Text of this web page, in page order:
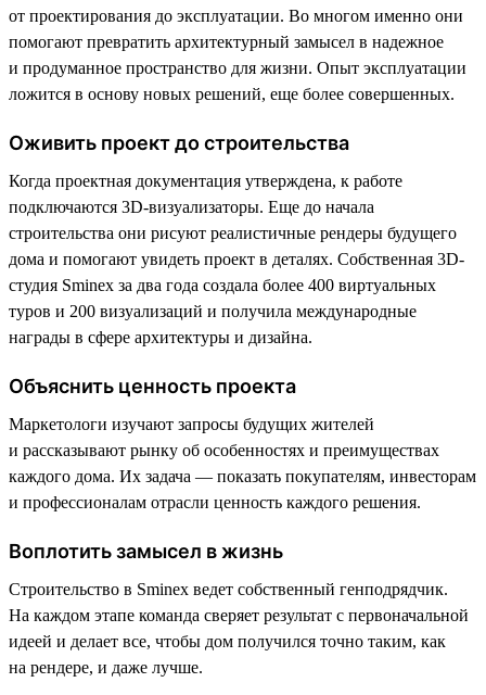
от проектирования до эксплуатации. Во многом именно они
помогают превратить архитектурный замысел в надежное
и продуманное пространство для жизни. Опыт эксплуатации
ложится в основу новых решений, еще более совершенных.
Оживить проект до строительства
Когда проектная документация утверждена, к работе
подключаются 3D-визуализаторы. Еще до начала
строительства они рисуют реалистичные рендеры будущего
дома и помогают увидеть проект в деталях. Собственная 3D-
студия Sminex за два года создала более 400 виртуальных
туров и 200 визуализаций и получила международные
награды в сфере архитектуры и дизайна.
Объяснить ценность проекта
Маркетологи изучают запросы будущих жителей
и рассказывают рынку об особенностях и преимуществах
каждого дома. Их задача — показать покупателям, инвесторам
и профессионалам отрасли ценность каждого решения.
Воплотить замысел в жизнь
Строительство в Sminex ведет собственный генподрядчик.
На каждом этапе команда сверяет результат с первоначальной
идеей и делает все, чтобы дом получился точно таким, как
на рендере, и даже лучше.